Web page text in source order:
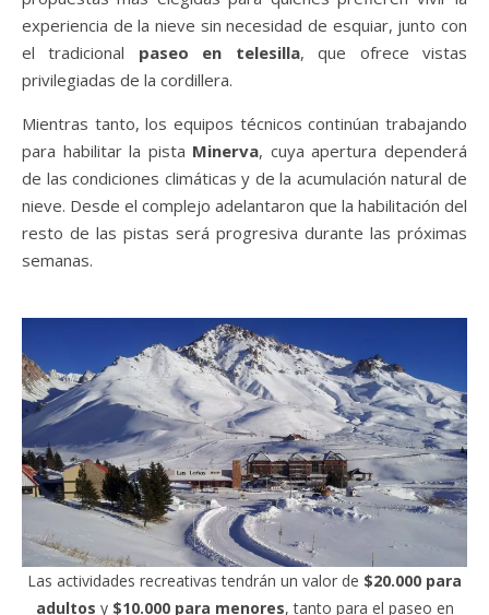
experiencia de la nieve sin necesidad de esquiar, junto con
el tradicional paseo en telesilla, que ofrece vistas
privilegiadas de la cordillera.
Mientras tanto, los equipos técnicos continúan trabajando
para habilitar la pista Minerva, cuya apertura dependerá
de las condiciones climáticas y de la acumulación natural de
nieve. Desde el complejo adelantaron que la habilitación del
resto de las pistas será progresiva durante las próximas
semanas.
Las actividades recreativas tendrán un valor de $20.000 para
adultos y $10.000 para menores, tanto para el paseo en